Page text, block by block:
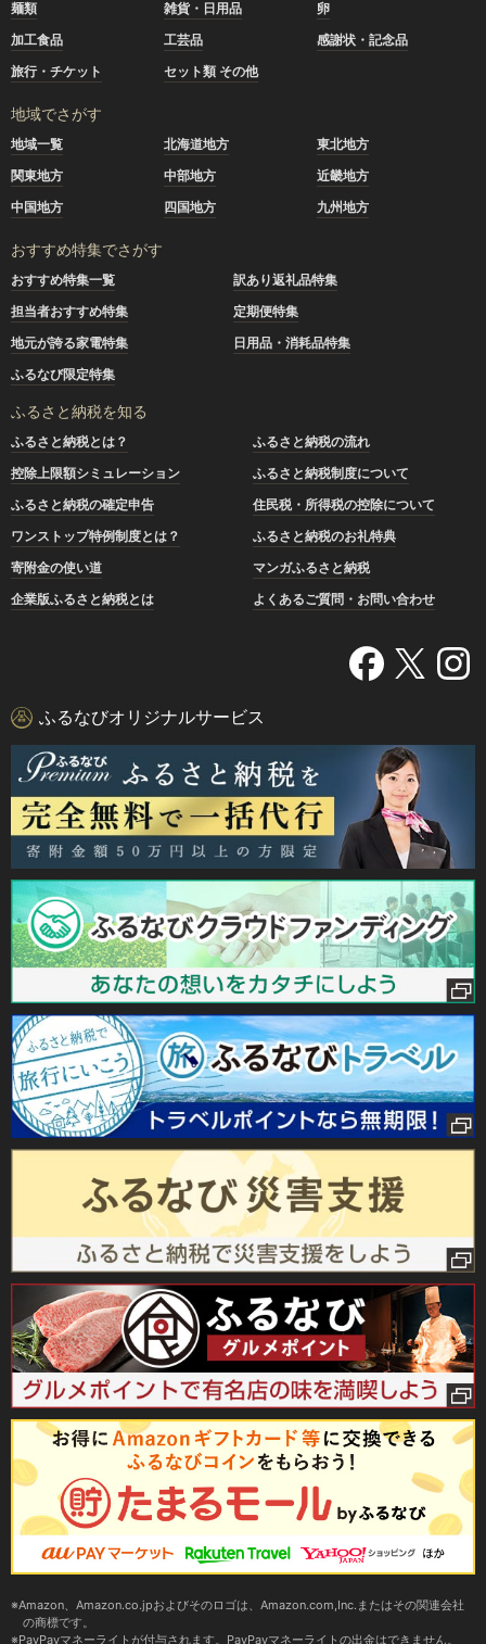
麺類
雑貨・日用品
卵
加工食品
工芸品
感謝状・記念品
旅行・チケット
セット類 その他
地域でさがす
地域一覧 北海道地方
東北地方
関東地方
中部地方
近畿地方
中国地方
四国地方 九州地方
おすすめ特集でさがす
おすすめ特集一覧
訳あり返礼品特集
担当者おすすめ特集
定期便特集
地元が誇る家電特集
日用品・消耗品特集
ふるなび限定特集
ふるさと納税を知る
ふるさと納税とは？
ふるさと納税の流れ
控除上限額シミュレーション
ふるさと納税制度について
ふるさと納税の確定申告
住民税・所得税の控除について
ワンストップ特例制度とは？
ふるさと納税のお礼特典
寄附金の使い道
マンガふるさと納税
企業版ふるさと納税とは
よくあるご質問・お問い合わせ
ふるなびオリジナルサービス
Amazon、Amazon.co.jpおよびそのロゴは、Amazon.com,Inc.またはその関連会社
の商標です。
PayPayマネーライトが付与されます。PayPayマネーライトの出金はできません。